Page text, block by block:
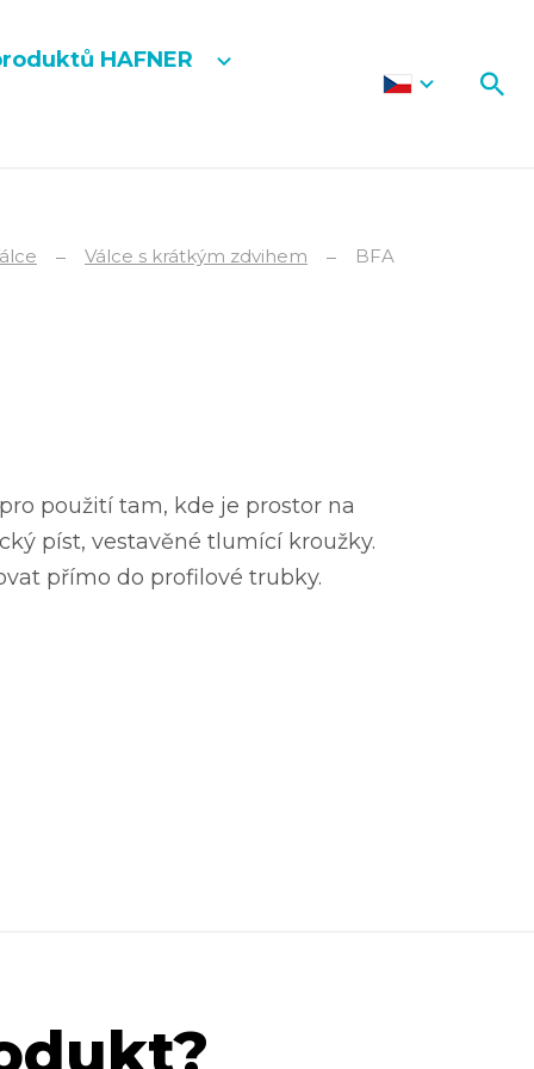
HAFNER
Válce s krátkým zdvihem BFA
použití tam, kde je prostor na
píst, vestavěné tlumící kroužky.
přímo do profilové trubky.